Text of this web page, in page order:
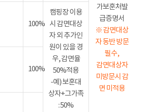
가보훈처발
급증명서
※ 감면대상
자 동반 방문
필수,
감면대상자
미방문시 감
면 미적용
100%
캠핑장 이용
시 감면대상
자 외 추가인
원이 있을 경
우, 감면율
50%적용
-예) 보훈대
상자+그가족
: 50%
100%